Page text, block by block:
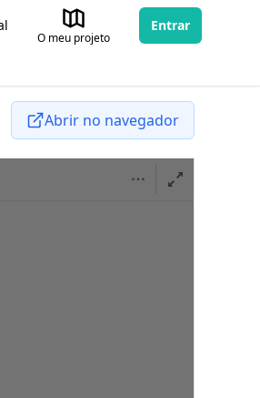
O meu projeto
Entrar
Abrir no navegador